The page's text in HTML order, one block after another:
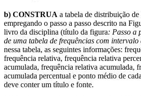
b) CONSTRUA a tabela de distribuição
empregando o passo a passo descrito na
livro da disciplina (título da figura: Passo a
de uma tabela de frequências com intervalo
nessa tabela, as seguintes informações:
frequência relativa, frequência relativa
acumulada, frequência relativa acumulada,
acumulada percentual e ponto médio de
deve conter um título e fonte.